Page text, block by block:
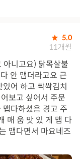
5.0
11개월
아니고요) 닭목살불
안 맵더라고요 근
어 하고 싹싹김치
보고 싶어서 주문
다하셨음 경고 주
매 움 맛 있 게 맵 다
맵다면서 마요네즈